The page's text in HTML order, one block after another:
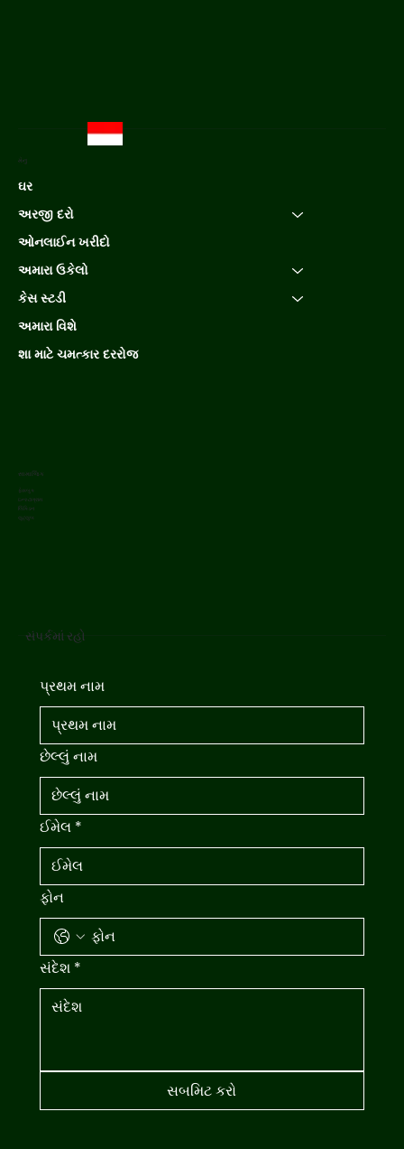
સંપર્કમાં રહો
પ્રથમ નામ
છેલ્લું નામ
ઈમેલ *
ફોન
સંદેશ *
સબમિટ કરો
મેનુ
ઘર
અરજી દરો
ઓનલાઈન ખરીદો
અમારા ઉકેલો
કેસ સ્ટડી
અમારા વિશે
શા માટે ચમત્કાર દરરોજ
સામાજિક
ફેસબુક
ઇન્સ્ટાગ્રામ
લિંક્ડિન
યુટ્યુબ